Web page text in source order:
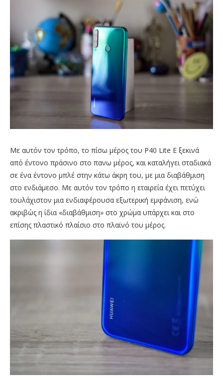
Με αυτόν τον τρόπο, το πίσω μέρος του P40 Lite E ξεκινά
από έντονο πράσινο στο πανω μέρος, και καταλήγει σταδιακά
σε ένα έντονο μπλέ στην κάτω άκρη του, με μια διαβάθμιση
στο ενδιάμεσο. Με αυτόν τον τρόπο η εταιρεία έχει πετύχει
τουλάχιστον μια ενδιαφέρουσα εξωτερική εμφάνιση, ενώ
ακριβώς η ίδια «διαβάθμιση» στο χρώμα υπάρχει και στο
επίσης πλαστικό πλαίσιο στο πλαϊνό του μέρος.